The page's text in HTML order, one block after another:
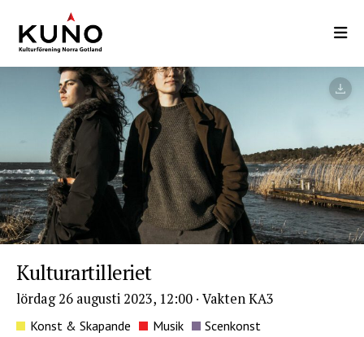
till
huvudinnehåll
Kulturartilleriet
lördag 26 augusti 2023, 12:00 · Vakten KA3
Konst & Skapande Musik Scenkonst